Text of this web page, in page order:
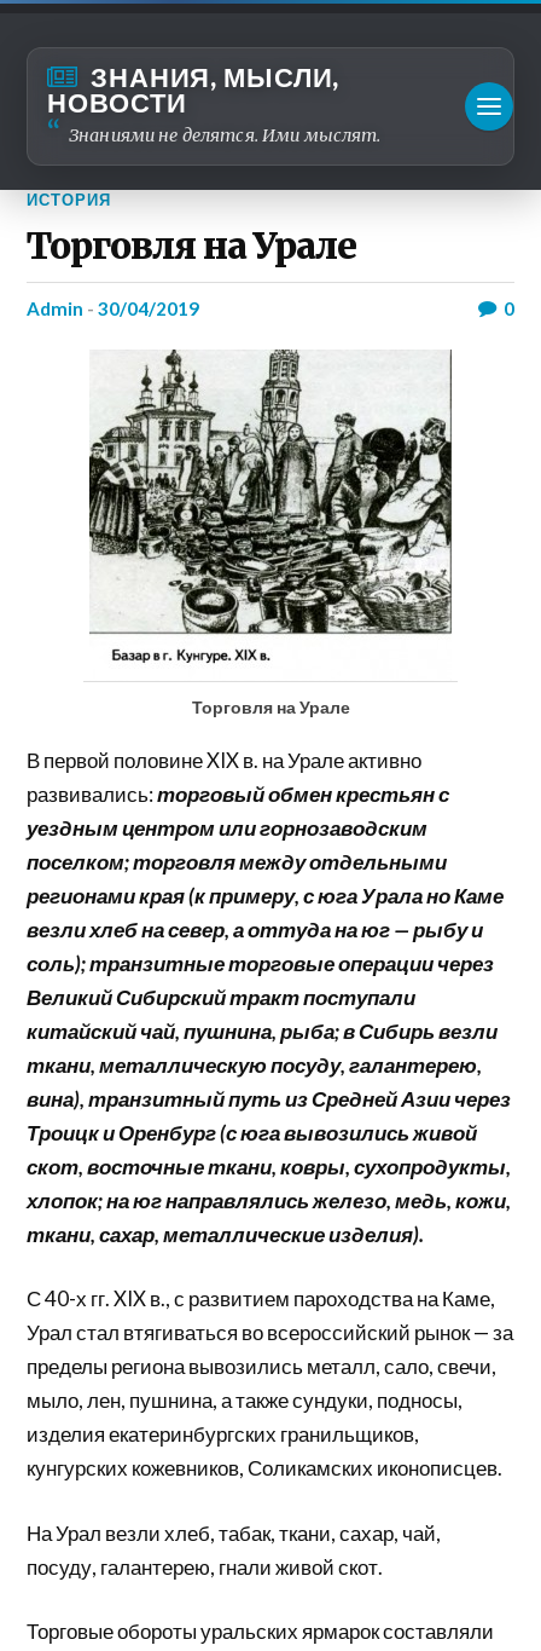
ЗНАНИЯ, МЫСЛИ,
НОВОСТИ
Знаниями не делятся. Ими мыслят.
ИСТОРИЯ
Торговля на Урале
admin -30/04/2019 0
Торговля на Урале
В первой половине XIX в. на Урале активно
развивались:торговый обмен крестьян с
уездным центром или горнозаводским
поселком; торговля между отдельными
регионами края (к примеру, с юга Урала но Каме
везли хлеб на север, а оттуда на юг — рыбу и
соль); транзитные торговые операции через
Великий Сибирский тракт поступали
китайский чай, пушнина, рыба; в Сибирь везли
ткани, металлическую посуду, галантерею,
вина), транзитный путь из Средней Азии через
Троицк и Оренбург (с юга вывозились живой
скот, восточные ткани, ковры, сухопродукты,
хлопок; на юг направлялись железо, медь, кожи,
ткани, сахар, металлические изделия).
С 40-х гг. XIX в., с развитием пароходства на Каме,
Урал стал втягиваться во всероссийский рынок — за
пределы региона вывозились металл, сало, свечи,
мыло, лен, пушнина, а также сундуки, подносы,
изделия екатеринбургских гранильщиков,
кунгурских кожевников, Соликамских иконописцев.
На Урал везли хлеб, табак, ткани, сахар, чай,
посуду, галантерею, гнали живой скот.
Торговые обороты уральских ярмарок составляли